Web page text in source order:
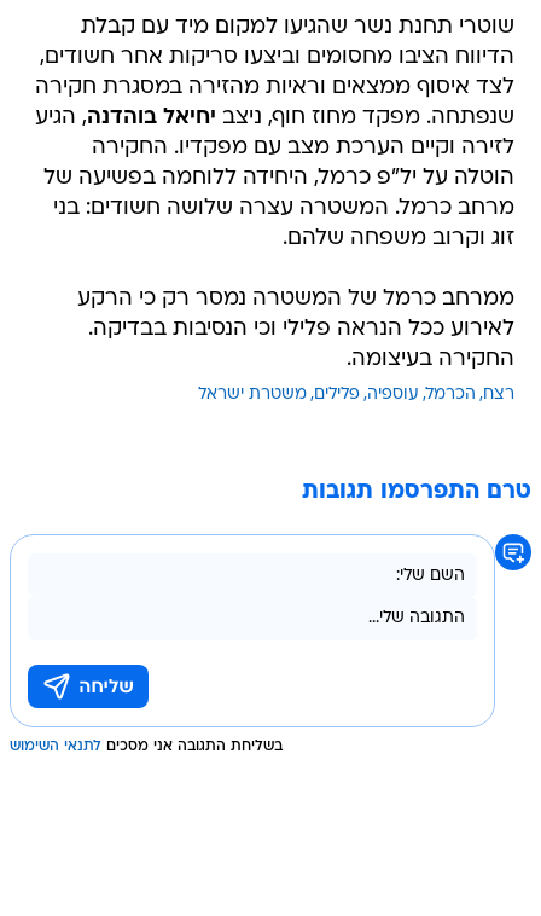
שוטרי תחנת נשר שהגיעו למקום מיד עם קבלת
הדיווח הציבו מחסומים וביצעו סריקות אחר חשודים,
לצד איסוף ממצאים וראיות מהזירה במסגרת חקירה
שנפתחה. מפקד מחוז חוף, ניצב יחיאל בוהדנה, הגיע
לזירה וקיים הערכת מצב עם מפקדיו. החקירה
הוטלה על יל"פ כרמל, היחידה ללוחמה בפשיעה של
מרחב כרמל. המשטרה עצרה שלושה חשודים: בני
זוג וקרוב משפחה שלהם.
ממרחב כרמל של המשטרה נמסר רק כי הרקע
לאירוע ככל הנראה פלילי וכי הנסיבות בבדיקה.
החקירה בעיצומה.
רצח הכרמל עוספיה פלילים משטרת ישראל
טרם התפרסמו תגובות
בשליחת התגובה אני מסכים לתנאי השימוש